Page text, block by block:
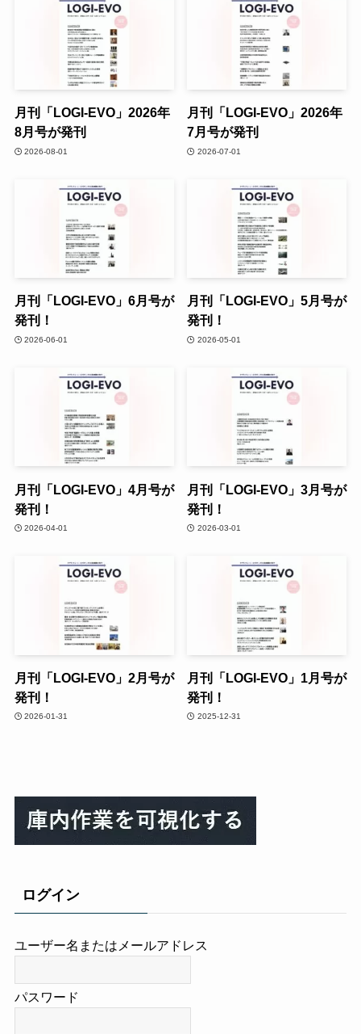
月刊「LOGI-EVO」2026年
8月号が発刊
2026-08-01
月刊「LOGI-EVO」2026年
7月号が発刊
2026-07-01
月刊「LOGI-EVO」6月号が
発刊！
2026-06-01
月刊「LOGI-EVO」5月号が
発刊！
2026-05-01
月刊「LOGI-EVO」4月号が
発刊！
2026-04-01
月刊「LOGI-EVO」3月号が
発刊！
2026-03-01
月刊「LOGI-EVO」2月号が
発刊！
2026-01-31
月刊「LOGI-EVO」1月号が
発刊！
2025-12-31
ログイン
ユーザー名またはメールアドレス
パスワード